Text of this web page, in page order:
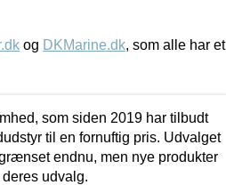
og DKMarine.dk, som alle har et
som siden 2019 har tilbudt
til en fornuftig pris. Udvalget
endnu, men nye produkter
udvalg.